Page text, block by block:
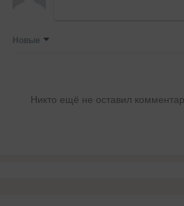
Новые
Никто ещё не оставил